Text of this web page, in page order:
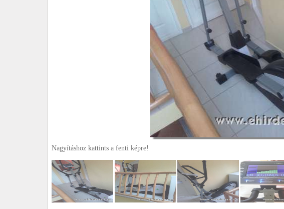
Nagyításhoz kattints a fenti képre!